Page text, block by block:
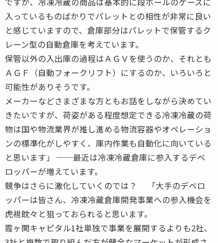
入っているものばかりでパレットとの相性が非常に良い
と感じていますので、倉庫部分はパレットで保管するク
レーン型の自動倉庫を考えています。
保管以外の入出庫の過程はＡＧＶを使うのか、それとも
ＡＧＦ（自動フォークリフト）にするのか、いろいろと
可能性がありそうです。
メーカーなどさまざまな方ともお話をしながら決めてい
きたいですが、荷姿がある程度想定できる冷凍冷蔵の荷
物は国や物流業界が推し進める物流容器やオペレーショ
ンの標準化がしやすく、庫内作業も自動化に向いている
と思います」 ──最近は冷凍冷蔵倉庫に参入するデベ
ロッパーが増えています。
競争はさらに激化していくのでは？ 「大手のデベロ
ッパーは皆さん、冷凍冷蔵倉庫開発事業への参入機会を
虎視眈々と狙っておられると思います。
霞ヶ関キャピタル1社単独で事業を展開するよりも2社、